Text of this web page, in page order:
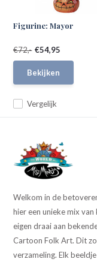
Figurine: Mayor
Vergelijk
€72,- €54,95
Bekijken
Welkom in de
hier een unieke mix
eigen draai aan
Cartoon Folk Art. Dit
verzameling. Elk